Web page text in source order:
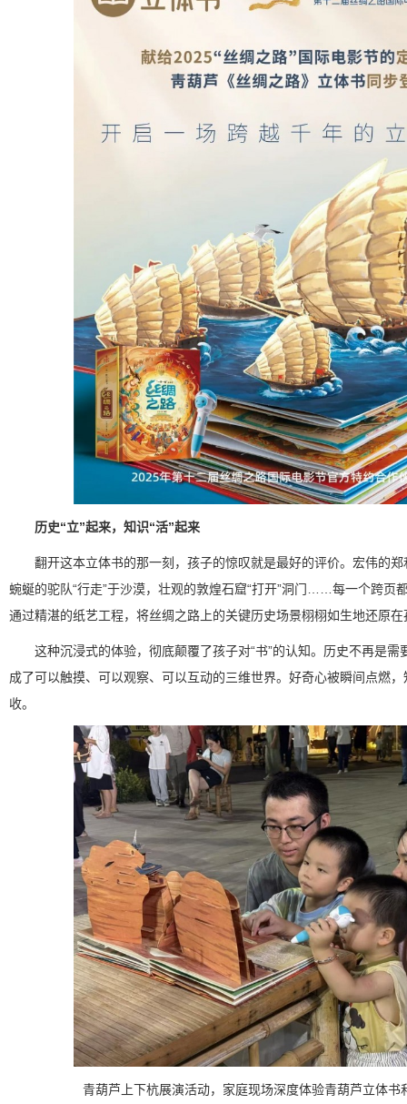
历史“立”起来，知识“活”起来
翻开这本立体书的那一刻，孩子的惊叹就是最好的评价。宏伟的郑
蜿蜒的驼队“行走”于沙漠，壮观的敦煌石窟“打开”洞门……每一个跨页
通过精湛的纸艺工程，将丝绸之路上的关键历史场景栩栩如生地还原
这种沉浸式的体验，彻底颠覆了孩子对“书”的认知。历史不再是需
成了可以触摸、可以观察、可以互动的三维世界。好奇心被瞬间点燃
收。
青葫芦上下杭展演活动，家庭现场深度体验青葫芦立体书